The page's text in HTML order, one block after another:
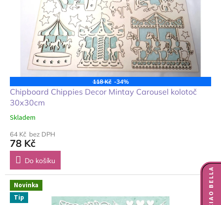
118 Kč -34%
Chipboard Chippies Decor Mintay Carousel kolotoč
30x30cm
Skladem
64 Kč bez DPH
78 Kč
Do košíku
Novinka
Tip